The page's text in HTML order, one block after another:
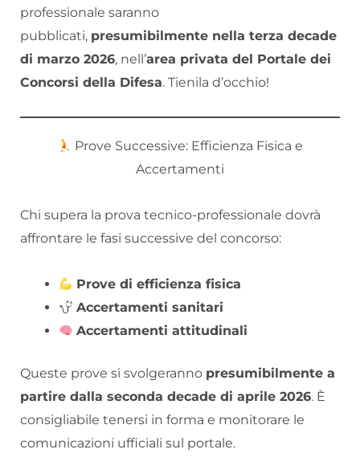
professionale saranno
pubblicati, presumibilmente nella terza decade
di marzo 2026, nell’area privata del Portale dei
Concorsi della Difesa. Tienila d’occhio!
Prove Successive: Efficienza Fisica e
Accertamenti
Chi supera la prova tecnico-professionale dovrà
affrontare le fasi successive del concorso:
Prove di efficienza fisica
Accertamenti sanitari
Accertamenti attitudinali
Queste prove si svolgeranno presumibilmente a
partire dalla seconda decade di aprile 2026. È
consigliabile tenersi in forma e monitorare le
comunicazioni ufficiali sul portale.